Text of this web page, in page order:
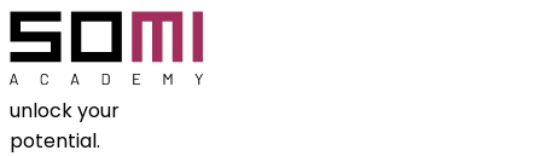
unlock your
potential.